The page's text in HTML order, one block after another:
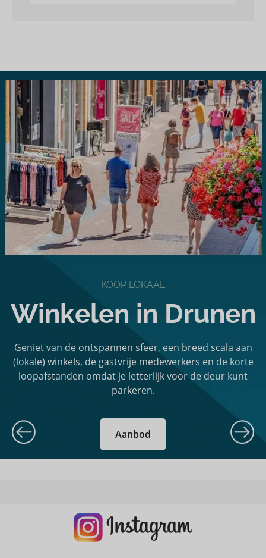
KOOP LOKAAL
Winkelen in Drunen
Geniet van de ontspannen sfeer, een breed scala aan
(lokale) winkels, de gastvrije medewerkers en de korte
loopafstanden omdat je letterlijk voor de deur kunt
parkeren.
Aanbod